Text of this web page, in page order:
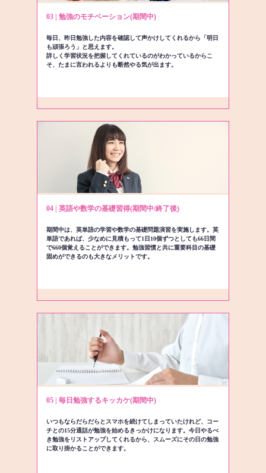
03 | 勉強のモチベーション(期間中)
毎日、昨日勉強した内容を確認して声かけしてくれるから「明日
も頑張ろう」と思えます。
詳しく学習状況を把握してくれているのがわかっているからこ
そ、たまに言われるよりも断然やる気が出ます。
04 | 英語や数学の基礎習得(期間中/終了後)
期間中は、英単語の学習や数学の基礎問題演習を実施します。英
単語であれば、少なめに見積もって1日10個ずつとしても66日間
で660個覚えることができます。勉強習慣と共に重要科目の基礎
固めができるのも大きなメリットです。
05 | 毎日勉強するキッカケ(期間中)
いつもならだらだらとスマホを続けてしまっていたけれど、コー
チとの15分通話が勉強を始めるきっかけになります。今日やるべ
き勉強をリストアップしてくれるから、スムーズにその日の勉強
に取り掛かることができます。